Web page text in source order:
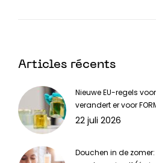
Articles récents
Nieuwe EU-regels
verandert er voor
22 juli 2026
Douchen in de